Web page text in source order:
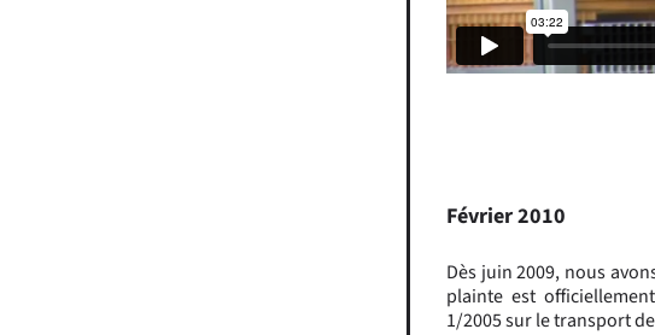
Février 2010
Dès juin 2009, nous
plainte est
1/2005 sur le transport